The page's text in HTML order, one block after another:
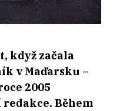
když začala
v Maďarsku –
2005
Během